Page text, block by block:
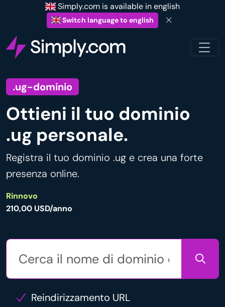
Simply.com is available in english
Switch language to english
.ug-dominio
Ottieni il tuo dominio
.ug personale.
Registra il tuo dominio .ug e crea una forte
presenza online.
Rinnovo
210,00 USD/anno
Reindirizzamento URL